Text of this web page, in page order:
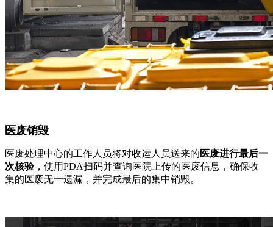
医废销毁
医废处理中心的工作人员将对收运人员送来的 医废进行最后一
次核验，使用PDA扫码并查询医院上传的医废信息，确保收
集的医废无一遗漏，并完成最后的集中销毁。